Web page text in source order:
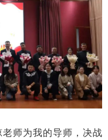
师为我的导师，决战